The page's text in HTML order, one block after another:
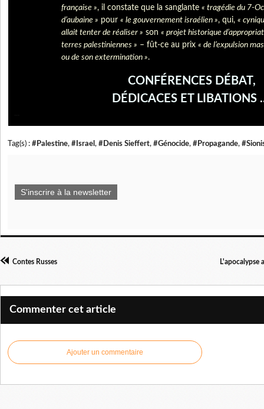
française », il constate que la sanglante « tragédie du 7-
d’aubaine » pour « le gouvernement israélien », qui, «
allait tenter de réaliser » son « projet historique
terres palestiniennes » – fût-ce au prix « de l’expulsion
ou de son extermination ».
CONFÉRENCES DÉBAT,
DÉDICACES ET LIBATIONS
Tag(s) : #Palestine, #Israel , #Denis Sieffert, #Génocide, #Propagande,
S'inscrire à la newsletter
Contes Russes L'apocalypse
Commenter cet article
Ajouter un commentaire